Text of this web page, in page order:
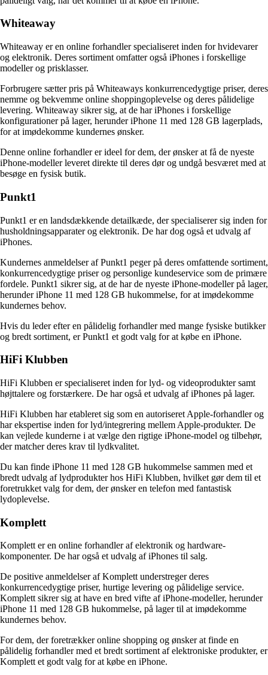
Whiteaway
Whiteaway er en online forhandler specialiseret inden for hvidevarer
og elektronik. Deres sortiment omfatter også iPhones i forskellige
modeller og prisklasser.
Forbrugere sætter pris på Whiteaways konkurrencedygtige priser, deres
nemme og bekvemme online shoppingoplevelse og deres pålidelige
levering. Whiteaway sikrer sig, at de har iPhones i forskellige
konfigurationer på lager, herunder iPhone 11 med 128 GB lagerplads,
for at imødekomme kundernes ønsker.
Denne online forhandler er ideel for dem, der ønsker at få de nyeste
iPhone-modeller leveret direkte til deres dør og undgå besværet med at
besøge en fysisk butik.
Punkt1
Punkt1 er en landsdækkende detailkæde, der specialiserer sig inden for
husholdningsapparater og elektronik. De har dog også et udvalg af
iPhones.
Kundernes anmeldelser af Punkt1 peger på deres omfattende sortiment,
konkurrencedygtige priser og personlige kundeservice som de primære
fordele. Punkt1 sikrer sig, at de har de nyeste iPhone-modeller på lager,
herunder iPhone 11 med 128 GB hukommelse, for at imødekomme
kundernes behov.
Hvis du leder efter en pålidelig forhandler med mange fysiske butikker
og bredt sortiment, er Punkt1 et godt valg for at købe en iPhone.
HiFi Klubben
HiFi Klubben er specialiseret inden for lyd- og videoprodukter samt
højttalere og forstærkere. De har også et udvalg af iPhones på lager.
HiFi Klubben har etableret sig som en autoriseret Apple-forhandler og
har ekspertise inden for lyd/integrering mellem Apple-produkter. De
kan vejlede kunderne i at vælge den rigtige iPhone-model og tilbehør,
der matcher deres krav til lydkvalitet.
Du kan finde iPhone 11 med 128 GB hukommelse sammen med et
bredt udvalg af lydprodukter hos HiFi Klubben, hvilket gør dem til et
foretrukket valg for dem, der ønsker en telefon med fantastisk
lydoplevelse.
Komplett
Komplett er en online forhandler af elektronik og hardware-
komponenter. De har også et udvalg af iPhones til salg.
De positive anmeldelser af Komplett understreger deres
konkurrencedygtige priser, hurtige levering og pålidelige service.
Komplett sikrer sig at have en bred vifte af iPhone-modeller, herunder
iPhone 11 med 128 GB hukommelse, på lager til at imødekomme
kundernes behov.
For dem, der foretrækker online shopping og ønsker at finde en
pålidelig forhandler med et bredt sortiment af elektroniske produkter, er
Komplett et godt valg for at købe en iPhone.